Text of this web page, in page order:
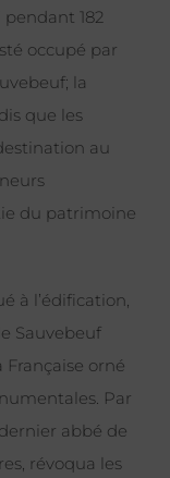
182
occupé par
la
que les
au
du patrimoine
à l’édification,
Sauvebeuf
orné
Par
abbé de
révoqua les